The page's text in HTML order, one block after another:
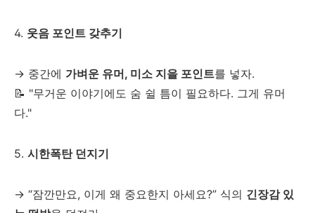
4. 웃음 포인트 갖추기
→ 중간에 가벼운 유머, 미소 지을 포인트를 넣자.
📝 "무거운 이야기에도 숨 쉴 틈이 필요하다. 그게 유머
다."
5. 시한폭탄 던지기
→ “잠깐만요, 이게 왜 중요한지 아세요?” 식의 긴장감 있